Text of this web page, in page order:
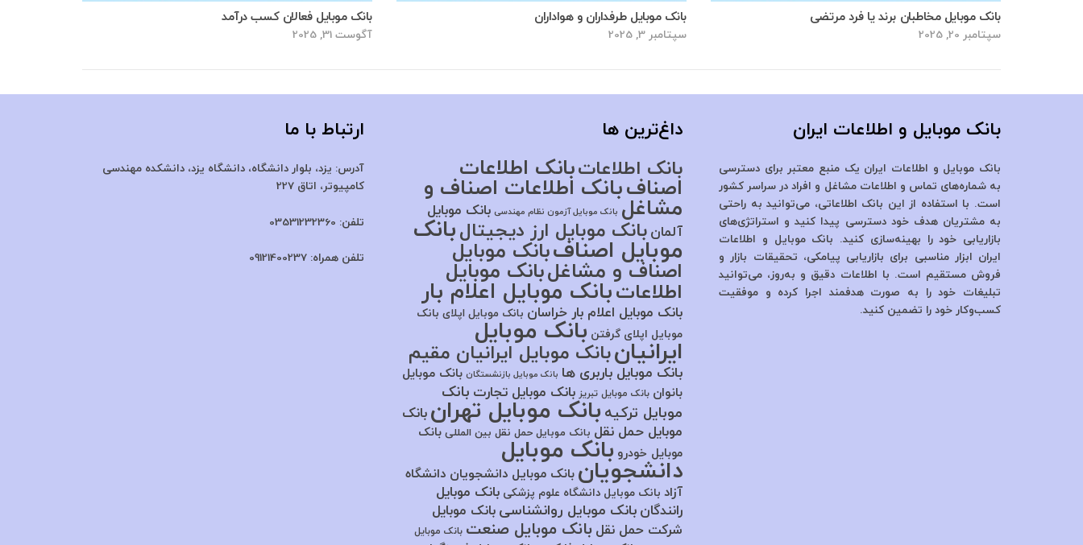
بانک موبایل مخاطبان برند یا فرد مرتضی
سپتامبر 20, 2025
بانک موبایل طرفداران و هواداران
سپتامبر 3, 2025
بانک موبایل فعالان کسب درآمد
آگوست 31, 2025
بانک موبایل و اطلاعات ایران
بانک موبایل و اطلاعات ایران یک منبع معتبر برای دسترسی
به شماره‌های تماس و اطلاعات مشاغل و افراد در سراسر کشور
است. با استفاده از این بانک اطلاعاتی، می‌توانید به راحتی
به مشتریان هدف خود دسترسی پیدا کنید و استراتژی‌های
بازاریابی خود را بهینه‌سازی کنید. بانک موبایل و اطلاعات
ایران ابزار مناسبی برای بازاریابی پیامکی، تحقیقات بازار و
فروش مستقیم است. با اطلاعات دقیق و به‌روز، می‌توانید
تبلیغات خود را به صورت هدفمند اجرا کرده و موفقیت
کسب‌وکار خود را تضمین کنید.
داغ‌ترین ها
بانک اطلاعاتبانک اطلاعات
اصنافبانک اطلاعات اصناف و
مشاغل بانک موبایل آزمون نظام مهندسی بانک موبایل
آلمان بانک موبایل ارز دیجیتالبانک
موبایل اصنافبانک موبایل
اصناف و مشاغلبانک موبایل
اطلاعاتبانک موبایل اعلام بار
بانک موبایل اعلام بار خراسان بانک موبایل اپلای بانک
موبایل اپلای گرفتن بانک موبایل
ایرانیانبانک موبایل ایرانیان مقیم
بانک موبایل باربری ها بانک موبایل بازنشستگان بانک موبایل
بانوان بانک موبایل تبریز بانک موبایل تجارت بانک
موبایل ترکیه بانک موبایل تهران بانک
موبایل حمل نقل بانک موبایل حمل نقل بین المللی بانک
موبایل خودرو بانک موبایل
دانشجویان بانک موبایل دانشجویان دانشگاه
آزاد بانک موبایل دانشگاه علوم پزشکی بانک موبایل
رانندگان بانک موبایل روانشناسی بانک موبایل
شرکت حمل نقل بانک موبایل صنعت بانک موبایل
ارتباط با ما
آدرس: یزد، بلوار دانشگاه، دانشگاه یزد، دانشکده مهندسی
کامپیوتر، اتاق 227
تلفن: 03531232360
تلفن همراه: 09121400237